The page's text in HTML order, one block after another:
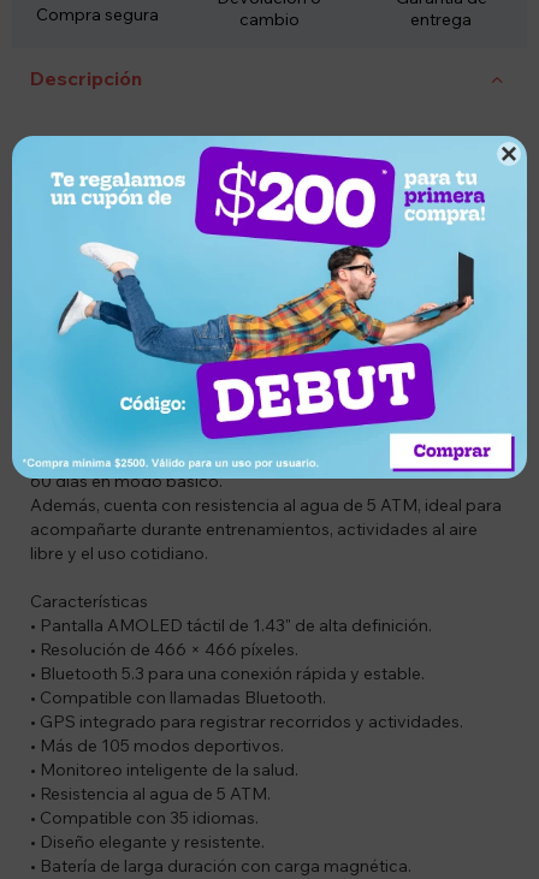

Compra segura
cambio
entrega
Descripción
Codigo: MANACC014582
Descripción
El Xiaomi Mibro GS Pro es un smartwatch diseñado para
quienes buscan rendimiento, autonomía y un estilo moderno.
Equipado con una brillante pantalla AMOLED de 1.43", GPS
integrado y conectividad Bluetooth 5.3, ofrece una
experiencia completa tanto para el deporte como para el uso
diario.
Realizá y recibí llamadas mediante Bluetooth, registrá tus
entrenamientos con más de 105 modos deportivos y
monitoreá tu salud en todo momento gracias a sus funciones
inteligentes. Su batería de 460 mAh proporciona una
excelente autonomía de hasta 20 días de uso diario y hasta
60 días en modo básico.
Además, cuenta con resistencia al agua de 5 ATM, ideal para
acompañarte durante entrenamientos, actividades al aire
libre y el uso cotidiano.
Características
• Pantalla AMOLED táctil de 1.43" de alta definición.
• Resolución de 466 × 466 píxeles.
• Bluetooth 5.3 para una conexión rápida y estable.
• Compatible con llamadas Bluetooth.
• GPS integrado para registrar recorridos y actividades.
• Más de 105 modos deportivos.
• Monitoreo inteligente de la salud.
• Resistencia al agua de 5 ATM.
• Compatible con 35 idiomas.
• Diseño elegante y resistente.
• Batería de larga duración con carga magnética.